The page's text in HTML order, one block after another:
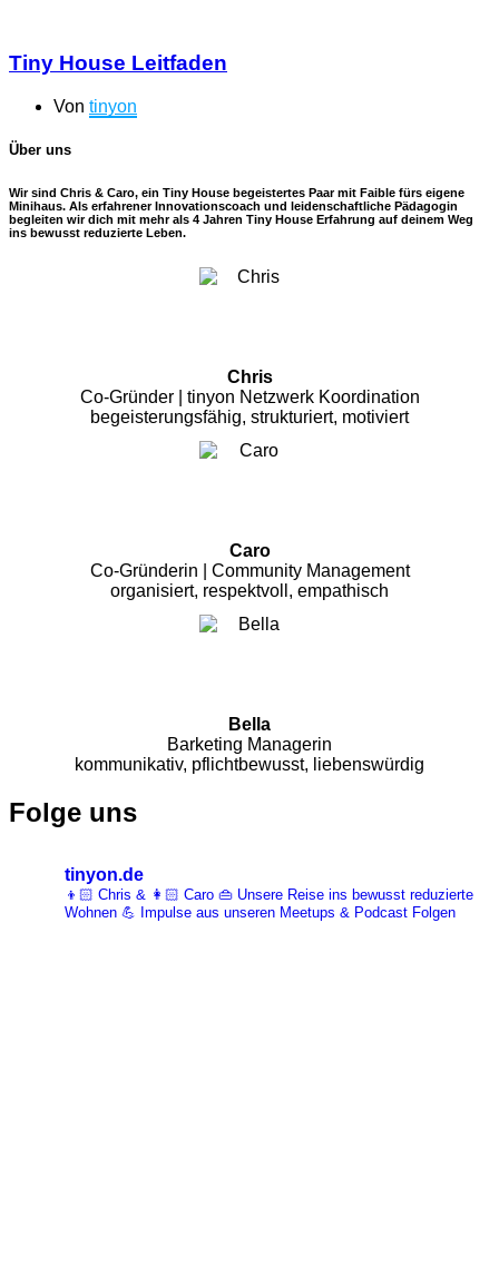
Tiny House Leitfaden
Von tinyon
Über uns
Wir sind Chris & Caro, ein Tiny House begeistertes Paar mit Faible fürs eigene
Minihaus. Als erfahrener Innovationscoach und leidenschaftliche Pädagogin
begleiten wir dich mit mehr als 4 Jahren Tiny House Erfahrung auf deinem Weg
ins bewusst reduzierte Leben.
Chris
Co-Gründer | tinyon Netzwerk Koordination
begeisterungsfähig, strukturiert, motiviert
Caro
Co-Gründerin | Community Management
organisiert, respektvoll, empathisch
Bella
Barketing Managerin
kommunikativ, pflichtbewusst, liebenswürdig
Folge uns
tinyon.de
👦🏻 Chris & 👩🏻 Caro 👜 Unsere Reise ins bewusst reduzierte
Wohnen 💪 Impulse aus unseren Meetups & Podcast Folgen